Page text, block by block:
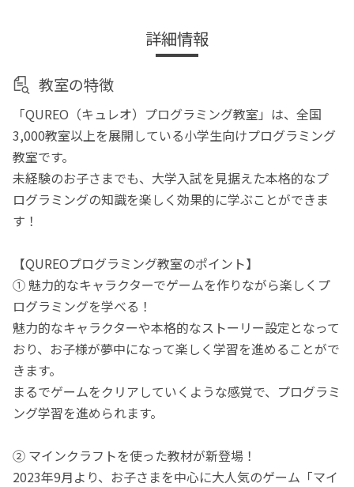
詳細情報
教室の特徴
「QUREO（キュレオ）プログラミング教室」は、全国
3,000教室以上を展開している小学生向けプログラミング
教室です。
未経験のお子さまでも、大学入試を見据えた本格的なプ
ログラミングの知識を楽しく効果的に学ぶことができま
す！
【QUREOプログラミング教室のポイント】
① 魅力的なキャラクターでゲームを作りながら楽しくプ
ログラミングを学べる！
魅力的なキャラクターや本格的なストーリー設定となって
おり、お子様が夢中になって楽しく学習を進めることがで
きます。
まるでゲームをクリアしていくような感覚で、プログラミ
ング学習を進められます。
② マインクラフトを使った教材が新登場！
2023年9月より、お子さまを中心に大人気のゲーム「マイ